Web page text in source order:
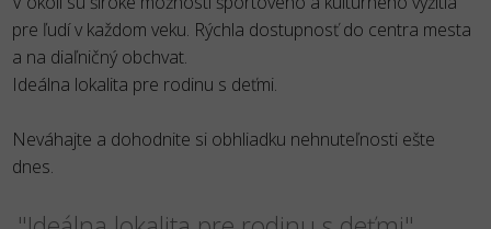
pre ľudí v každom veku. Rýchla dostupnosť do centra mesta
a na diaľničný obchvat.
Ideálna lokalita pre rodinu s deťmi.
Neváhajte a dohodnite si obhliadku nehnuteľnosti ešte
dnes.